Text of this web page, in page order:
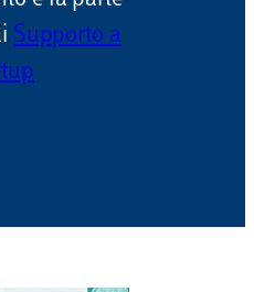
Supporto a